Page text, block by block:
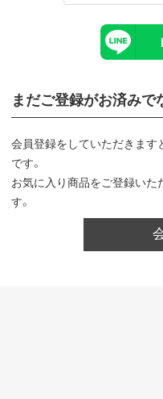
まだご登録がお済みで
会員登録をしていただきます
です。
お気に入り商品をご登録いた
す。